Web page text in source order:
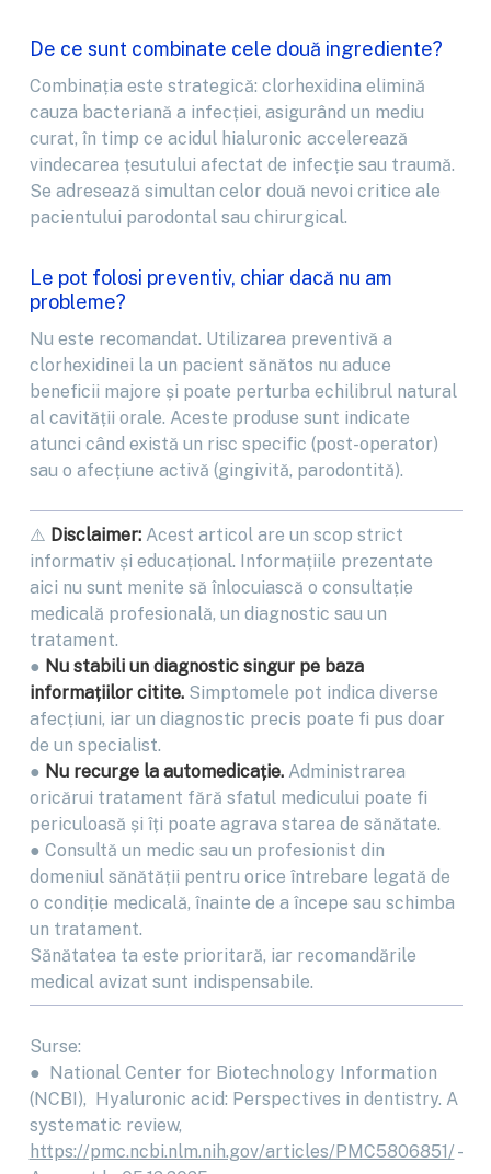
De ce sunt combinate cele două ingrediente?
Combinația este strategică: clorhexidina elimină
cauza bacteriană a infecției, asigurând un mediu
curat, în timp ce acidul hialuronic accelerează
vindecarea țesutului afectat de infecție sau traumă.
Se adresează simultan celor două nevoi critice ale
pacientului parodontal sau chirurgical.
Le pot folosi preventiv, chiar dacă nu am
probleme?
Nu este recomandat. Utilizarea preventivă a
clorhexidinei la un pacient sănătos nu aduce
beneficii majore și poate perturba echilibrul natural
al cavității orale. Aceste produse sunt indicate
atunci când există un risc specific (post-operator)
sau o afecțiune activă (gingivită, parodontită).
⚠️ Disclaimer: Acest articol are un scop strict
informativ și educațional. Informațiile prezentate
aici nu sunt menite să înlocuiască o consultație
medicală profesională, un diagnostic sau un
tratament.
● Nu stabili un diagnostic singur pe baza
informațiilor citite.Simptomele pot indica diverse
afecțiuni, iar un diagnostic precis poate fi pus doar
de un specialist.
● Nu recurge la automedicație.Administrarea
oricărui tratament fără sfatul medicului poate fi
periculoasă și îți poate agrava starea de sănătate.
● Consultă un medic sau un profesionist din
domeniul sănătății pentru orice întrebare legată de
o condiție medicală, înainte de a începe sau schimba
un tratament.
Sănătatea ta este prioritară, iar recomandările
medical avizat sunt indispensabile.
Surse:
● National Center for Biotechnology Information
(NCBI), Hyaluronic acid: Perspectives in dentistry. A
systematic review,
https://pmc.ncbi.nlm.nih.gov/articles/PMC5806851/-